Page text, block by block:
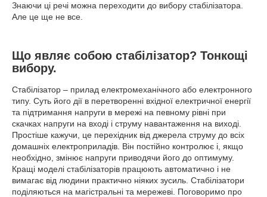
Знаючи ці речі можна переходити до вибору стабілізатора.
Але це ще не все.
Що являє собою стабілізатор? Тонкощі
вибору.
Стабілізатор – прилад електромеханічного або електронного
типу. Суть його дії в перетворенні вхідної електричної енергії
та підтримання напруги в мережі на певному рівні при
скачках напруги на вході і струму навантаження на виході.
Простіше кажучи, це перехідник від джерела струму до всіх
домашніх електроприладів. Він постійно контролює і, якщо
необхідно, змінює напруги приводячи його до оптимуму.
Кращі моделі стабілізаторів працюють автоматично і не
вимагає від людини практично ніяких зусиль. Стабілізатори
поділяються на магістральні та мережеві. Поговоримо про